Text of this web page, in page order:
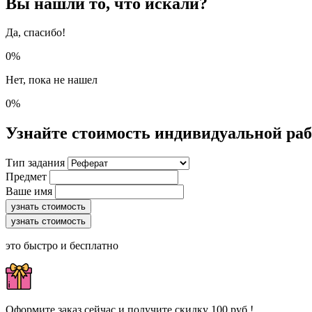
Да, спасибо!
0%
Нет, пока не нашел
0%
Узнайте стоимость индивидуальной
Тип задания
Предмет
Ваше имя
узнать стоимость
узнать стоимость
это быстро и бесплатно